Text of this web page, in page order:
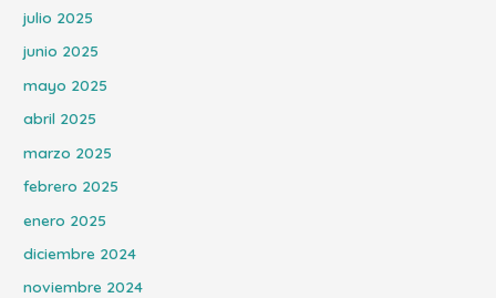
julio 2025
junio 2025
mayo 2025
abril 2025
marzo 2025
febrero 2025
enero 2025
diciembre 2024
noviembre 2024